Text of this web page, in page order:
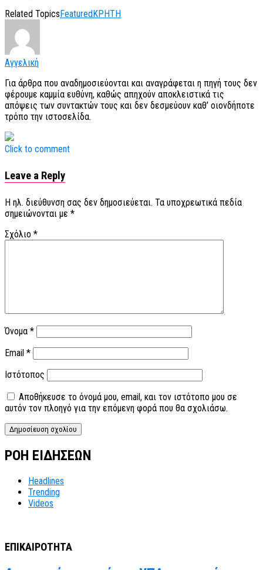
Related Topics Featured ΚΡΗΤΗ
Αγγελική
Για άρθρα που αναδημοσιεύονται και αναγράφεται η πηγή τους δεν
φέρουμε καμμία ευθύνη, καθώς απηχούν αποκλειστικά τις
απόψεις των συντακτών τους και δεν δεσμεύουν καθ’ οιονδήποτε
τρόπο την ιστοσελίδα.
Click to comment
Leave a Reply
Η ηλ. διεύθυνση σας δεν δημοσιεύεται. Τα υποχρεωτικά πεδία
σημειώνονται με *
Σχόλιο *
Όνομα *
Email *
Ιστότοπος
Αποθήκευσε το όνομά μου, email, και τον ιστότοπο μου σε
αυτόν τον πλοηγό για την επόμενη φορά που θα σχολιάσω.
ΡΟΗ ΕΙΔΗΣΕΩΝ
Headlines
Trending
Videos
ΕΠΙΚΑΙΡΟΤΗΤΑ